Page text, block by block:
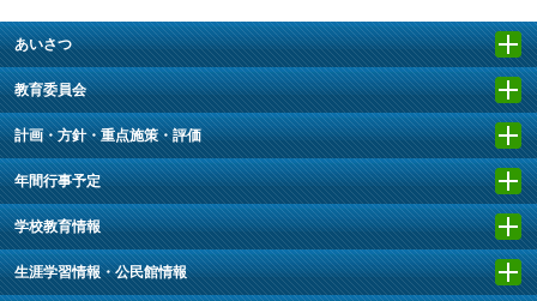
あいさつ
教育委員会
計画・方針・重点施策・評価
年間行事予定
学校教育情報
生涯学習情報・公民館情報